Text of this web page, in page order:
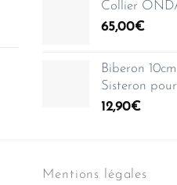
Collier
65,00€
Biberon
Sisteron
12,90€
Mentions légales